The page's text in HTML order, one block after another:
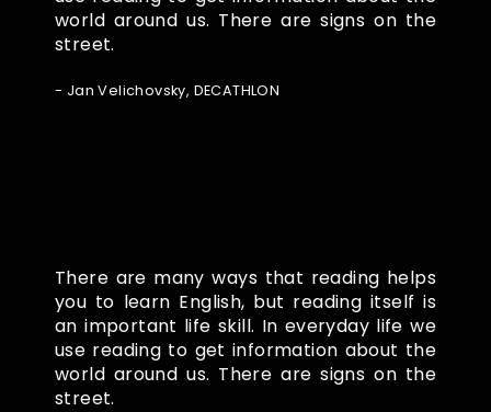
world around us. There are signs on the
street.
- Jan Velichovsky, DECATHLON
There are many ways that reading helps
you to learn English, but reading itself is
an important life skill. In everyday life we
use reading to get information about the
world around us. There are signs on the
street.